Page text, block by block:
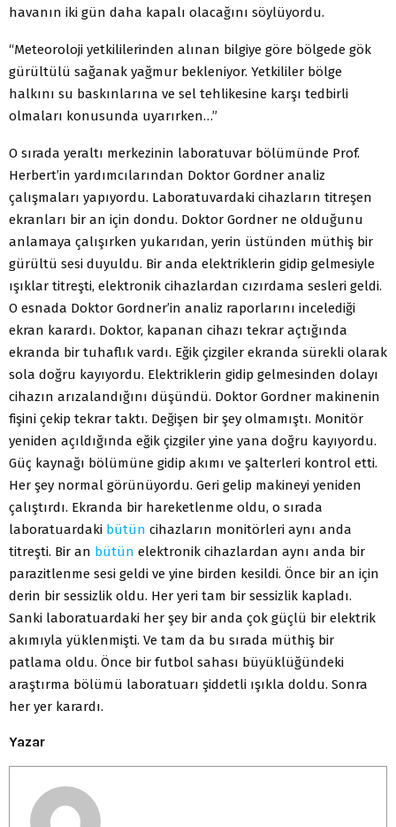
havanın iki gün daha kapalı olacağını söylüyordu.
“Meteoroloji yetkililerinden alınan bilgiye göre bölgede gök
gürültülü sağanak yağmur bekleniyor. Yetkililer bölge
halkını su baskınlarına ve sel tehlikesine karşı tedbirli
olmaları konusunda uyarırken…”
O sırada yeraltı merkezinin laboratuvar bölümünde Prof.
Herbert’in yardımcılarından Doktor Gordner analiz
çalışmaları yapıyordu. Laboratuvardaki cihazların titreşen
ekranları bir an için dondu. Doktor Gordner ne olduğunu
anlamaya çalışırken yukarıdan, yerin üstünden müthiş bir
gürültü sesi duyuldu. Bir anda elektriklerin gidip gelmesiyle
ışıklar titreşti, elektronik cihazlardan cızırdama sesleri geldi.
O esnada Doktor Gordner’in analiz raporlarını incelediği
ekran karardı. Doktor, kapanan cihazı tekrar açtığında
ekranda bir tuhaflık vardı. Eğik çizgiler ekranda sürekli olarak
sola doğru kayıyordu. Elektriklerin gidip gelmesinden dolayı
cihazın arızalandığını düşündü. Doktor Gordner makinenin
fişini çekip tekrar taktı. Değişen bir şey olmamıştı. Monitör
yeniden açıldığında eğik çizgiler yine yana doğru kayıyordu.
Güç kaynağı bölümüne gidip akımı ve şalterleri kontrol etti.
Her şey normal görünüyordu. Geri gelip makineyi yeniden
çalıştırdı. Ekranda bir hareketlenme oldu, o sırada
laboratuardaki bütün cihazların monitörleri aynı anda
titreşti. Bir an bütün elektronik cihazlardan aynı anda bir
parazitlenme sesi geldi ve yine birden kesildi. Önce bir an için
derin bir sessizlik oldu. Her yeri tam bir sessizlik kapladı.
Sanki laboratuardaki her şey bir anda çok güçlü bir elektrik
akımıyla yüklenmişti. Ve tam da bu sırada müthiş bir
patlama oldu. Önce bir futbol sahası büyüklüğündeki
araştırma bölümü laboratuarı şiddetli ışıkla doldu. Sonra
her yer karardı.
Yazar